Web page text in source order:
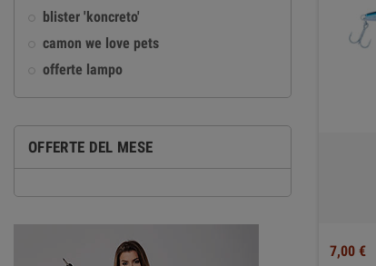
blister 'koncreto'
camon we love pets
offerte lampo
OFFERTE DEL MESE
7,00 €